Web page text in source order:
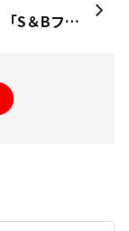
普段より 「S＆Bフォン・ド・ボーディナーカレー辛口」 「S＆Bゴールデンカレーバリ辛」 辛味順位表 : HOT を 使用しておりますが さらに 辛味を求めて 唐辛子をはじめとして 和洋からし 黒コショー 白コショー そして 香味野菜(苦味野菜)の苦味 も 増し加えまして さらなる 辛味の強化にあたっています。 HOTを超越したMORE HOTな 辛味順位表にはないレベル へとむかうべく。